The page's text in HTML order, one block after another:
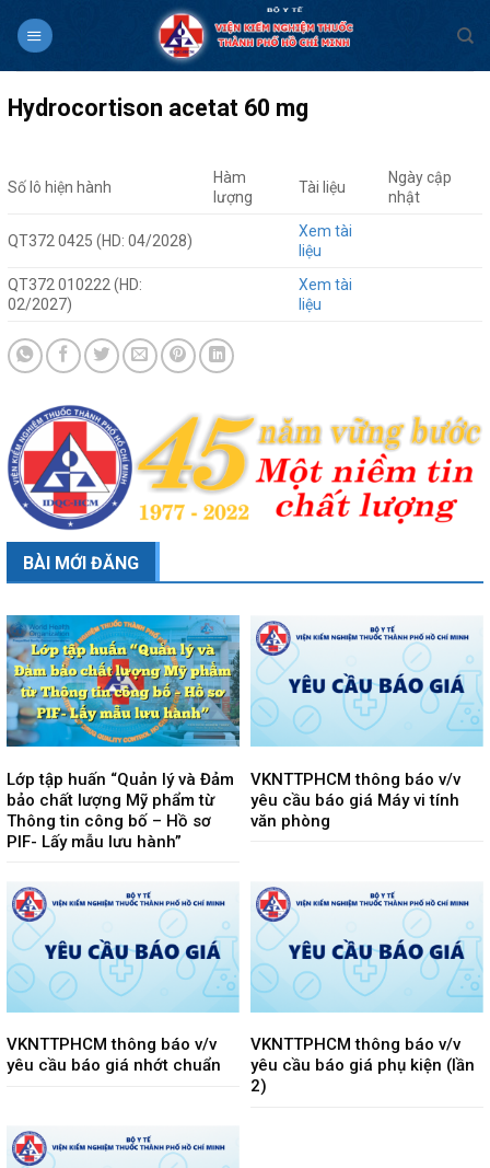
Hydrocortison acetat 60 mg
Số lô hiện hành
Hàm
lượng
Tài liệu
Ngày cập
nhật
QT372 0425 (HD: 04/2028)
Xem tài
liệu
QT372 010222 (HD:
02/2027)
Xem tài
liệu
BÀI MỚI ĐĂNG
Lớp tập huấn “Quản lý và Đảm
bảo chất lượng Mỹ phẩm từ
Thông tin công bố – Hồ sơ
PIF- Lấy mẫu lưu hành”
VKNTTPHCM thông báo v/v
yêu cầu báo giá Máy vi tính
văn phòng
VKNTTPHCM thông báo v/v
yêu cầu báo giá nhớt chuẩn
VKNTTPHCM thông báo v/v
yêu cầu báo giá phụ kiện (lần
2)